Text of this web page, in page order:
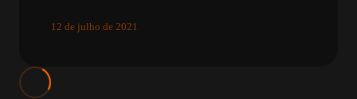
12 de julho de 2021